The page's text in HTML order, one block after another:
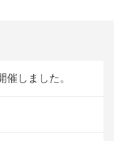
催しました。